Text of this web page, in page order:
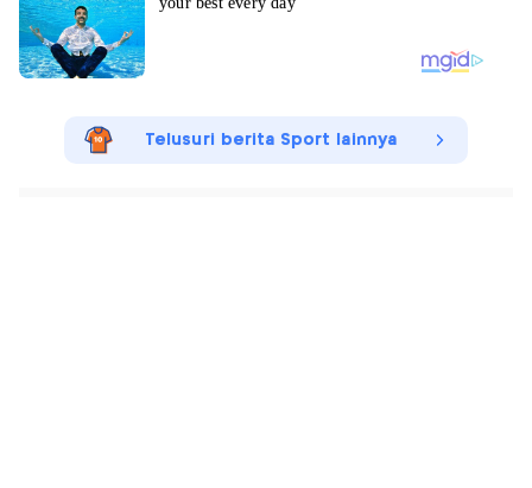
Telusuri berita Sport lainnya